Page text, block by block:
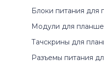
Блоки питания для
Модули для
Тачскрины для
Разъемы питания